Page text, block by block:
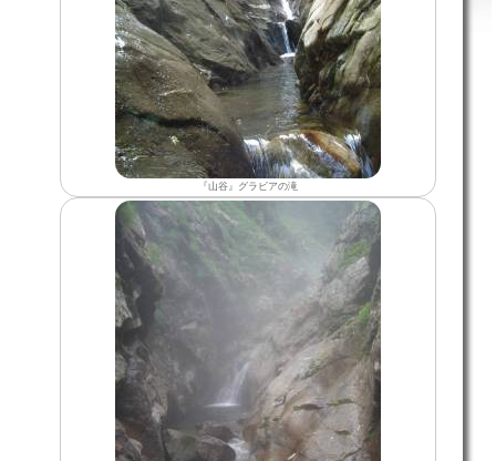
『山谷』グラビアの滝